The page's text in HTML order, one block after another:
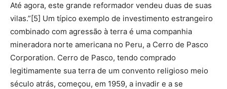
Até agora, este grande reformador vendeu duas de suas
vilas.”[5] Um típico exemplo de investimento estrangeiro
combinado com agressão à terra é uma companhia
mineradora norte americana no Peru, a Cerro de Pasco
Corporation. Cerro de Pasco, tendo comprado
legitimamente sua terra de um convento religioso meio
século atrás, começou, em 1959, a invadir e a se